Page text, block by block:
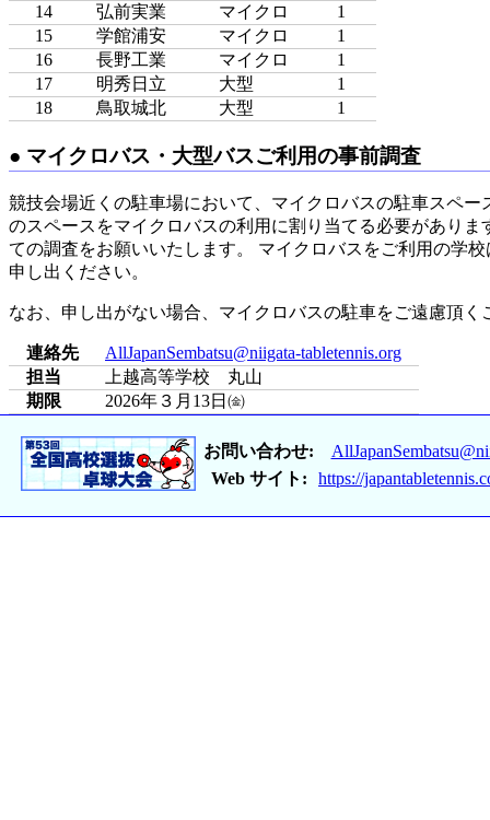
14
弘前実業 マイクロ
1
15
学館浦安 マイクロ
1
16
長野工業 マイクロ
1
17
明秀日立 大型
1
18
鳥取城北 大型 1
マイクロバス・大型バスご利用の事前調査
競技会場近くの駐車場において、マイクロバスの駐車スペ
のスペースをマイクロバスの利用に割り当てる必要があり
ての調査をお願いいたします。 マイクロバスをご利用の学
申し出ください。
なお、申し出がない場合、マイクロバスの駐車をご遠慮頂
連絡先
AllJapanSembatsu@niigata-tabletennis.org
担当
上越高等学校 丸山
期限
2026年３月13日㈮
お問い合わせ:
Web サイト:
https://